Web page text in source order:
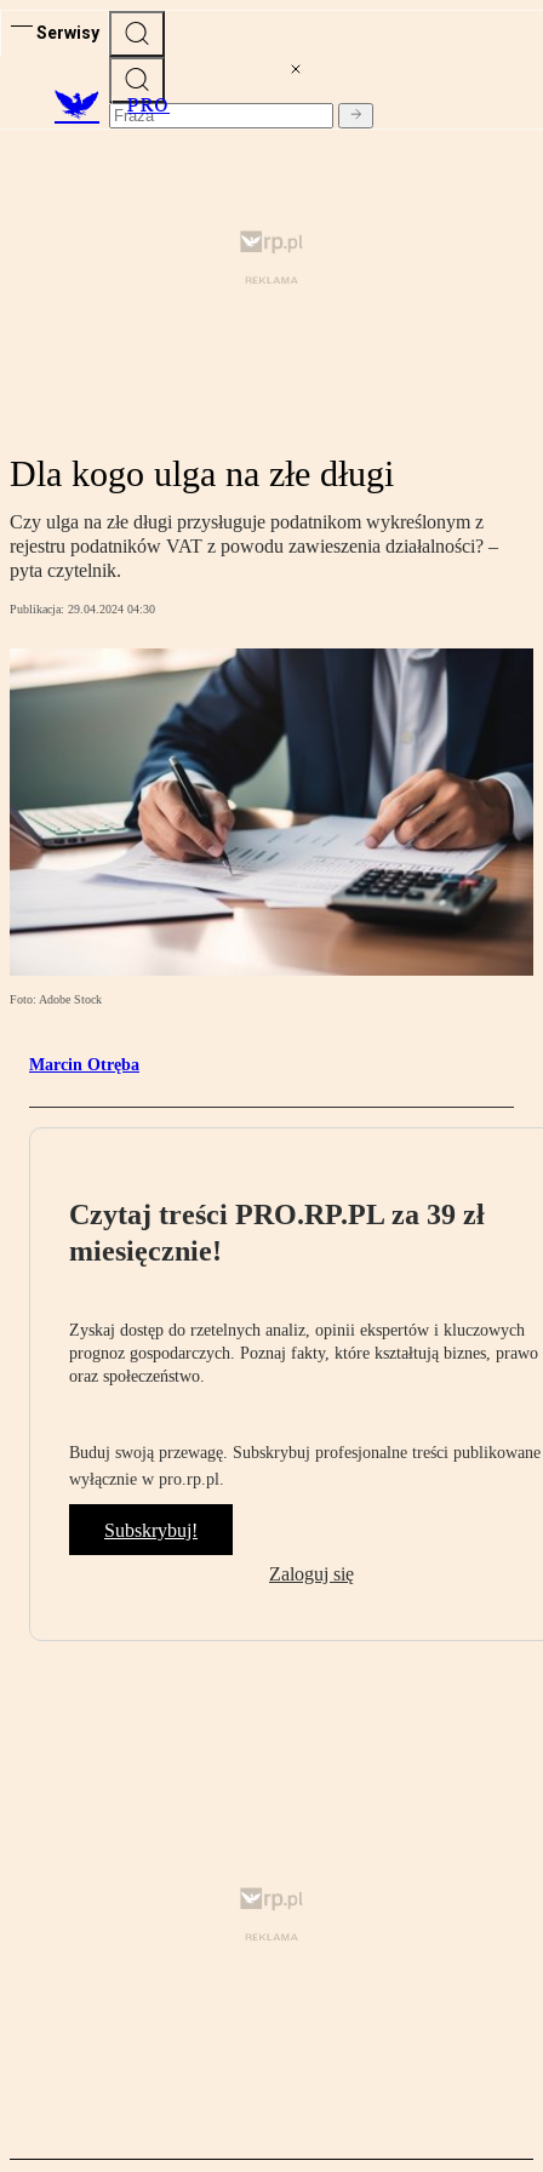
Serwisy
PRO
Dla kogo ulga na złe długi
Czy ulga na złe długi przysługuje podatnikom wykreślonym z
rejestru podatników VAT z powodu zawieszenia działalności? –
pyta czytelnik.
Publikacja: 29.04.2024 04:30
Foto: Adobe Stock
Marcin Otręba
Czytaj treści PRO.RP.PL za 39 zł
miesięcznie!
Zyskaj dostęp do rzetelnych analiz, opinii ekspertów i kluczowych
prognoz gospodarczych. Poznaj fakty, które kształtują biznes, prawo
oraz społeczeństwo.
Buduj swoją przewagę. Subskrybuj profesjonalne treści publikowane
wyłącznie w pro.rp.pl.
Subskrybuj!
Zaloguj się